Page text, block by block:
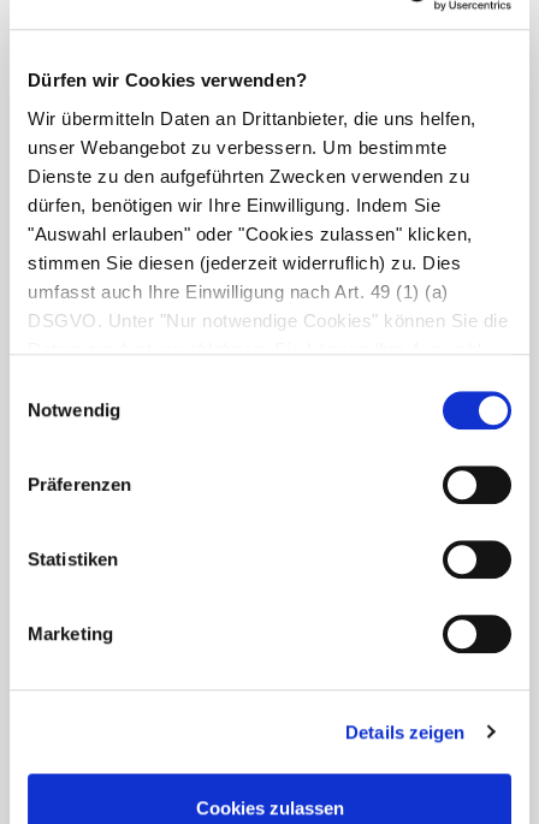
Dürfen wir Cookies verwenden?
Wir übermitteln Daten an Drittanbieter, die uns helfen,
unser Webangebot zu verbessern. Um bestimmte
Dienste zu den aufgeführten Zwecken verwenden zu
dürfen, benötigen wir Ihre Einwilligung. Indem Sie
"Auswahl erlauben" oder "Cookies zulassen" klicken,
stimmen Sie diesen (jederzeit widerruflich) zu. Dies
umfasst auch Ihre Einwilligung nach Art. 49 (1) (a)
DSGVO. Unter "Nur notwendige Cookies" können Sie die
Notwendig
Präferenzen
Statistiken
Marketing
Details zeigen
Cookies zulassen
Daten sind bekannt
per Überweisung
Das Angebot wendet sich ausschließlich an Apotheken-
Inhaber/-Leiter im Zusammenhang mit der Führung einer
Apotheke. Die Mindestvertragslaufzeit beträgt 24 Monate.
Nach Ablauf der Mindestvertragslaufzeit kann der Vertrag
mit einer Frist von 4 Wochen zum Monatsende gekündigt
werden. Die Jahresrechnung erhalten Sie nach der
Einrichtung Ihrer Produkte.
Geschäftsbedingungen (AGB)
genommen.
kostenpflichtig